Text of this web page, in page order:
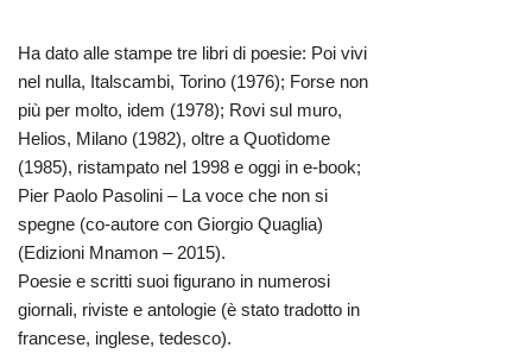
Ha dato alle stampe tre libri di poesie: Poi vivi
nel nulla, Italscambi, Torino (1976); Forse non
più per molto, idem (1978); Rovi sul muro,
Helios, Milano (1982), oltre a Quotìdome
(1985), ristampato nel 1998 e oggi in e-book;
Pier Paolo Pasolini – La voce che non si
spegne (co-autore con Giorgio Quaglia)
(Edizioni Mnamon – 2015).
Poesie e scritti suoi figurano in numerosi
giornali, riviste e antologie (è stato tradotto in
francese, inglese, tedesco).